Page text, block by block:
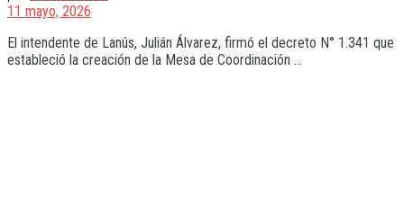
11 mayo, 2026
El intendente de Lanús, Julián Álvarez, firmó el decreto N° 1.341 que
estableció la creación de la Mesa de Coordinación ...